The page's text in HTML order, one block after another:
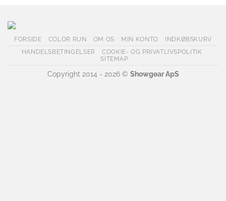
FORSIDE COLOR RUN OM OS MIN KONTO
INDKØBSKURV
HANDELSBETINGELSER
COOKIE- OG PRIVATLIVSPOLITIK
SITEMAP
Copyright 2014 - 2026 © Showgear ApS